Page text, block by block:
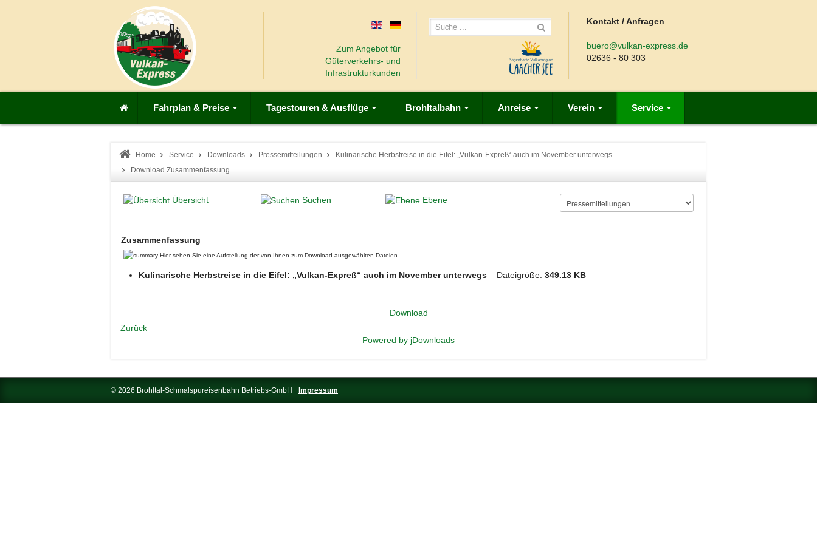
Zum Angebot für
Güterverkehrs- und
Infrastrukturkunden
Kontakt / Anfragen
buero@vulkan-express.de
02636 - 80 303
Fahrplan & Preise Tagestouren & Ausflüge Brohltalbahn Anreise Verein Service
Home Service Downloads Pressemitteilungen
Kulinarische Herbstreise in die Eifel: „Vulkan-Expreß“ auch im November unterwegs
Download Zusammenfassung
Übersicht Suchen Ebene
Zusammenfassung
Hier sehen Sie eine Aufstellung der von Ihnen zum Download ausgewählten Dateien
Kulinarische Herbstreise in die Eifel: „Vulkan-Expreß“ auch im November unterwegs Dateigröße: 349.13 KB
Download
Zurück
Powered by jDownloads
© 2026 Brohltal-Schmalspureisenbahn Betriebs-GmbH Impressum